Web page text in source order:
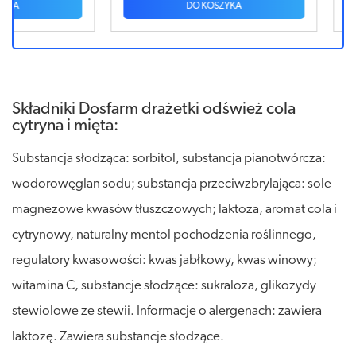
DO KOSZYKA
Składniki Dosfarm drażetki odśwież cola
cytryna i mięta:
Substancja słodząca: sorbitol, substancja pianotwórcza:
wodorowęglan sodu; substancja przeciwzbrylająca: sole
magnezowe kwasów tłuszczowych; laktoza, aromat cola i
cytrynowy, naturalny mentol pochodzenia roślinnego,
regulatory kwasowości: kwas jabłkowy, kwas winowy;
witamina C, substancje słodzące: sukraloza, glikozydy
stewiolowe ze stewii. Informacje o alergenach: zawiera
laktozę. Zawiera substancje słodzące.